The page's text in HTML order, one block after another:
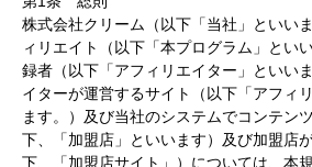
株式会社クリーム（以下「当社」といい
ィリエイト（以下「本プログラム」とい
録者（以下「アフィリエイター」といい
イターが運営するサイト（以下「アフィ
ます。）及び当社のシステムでコンテン
下、「加盟店」といいます）及び加盟店
下、「加盟店サイト」）については、本